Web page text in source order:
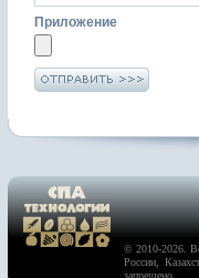
Приложение
© 2010-2026.
России,
запрещено.